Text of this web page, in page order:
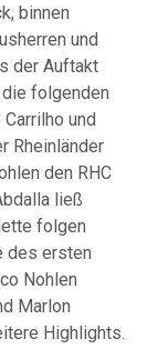
binnen
und
der Auftakt
folgenden
und
Rheinländer
den RHC
ließ
folgen
des ersten
Nohlen
Marlon
Highlights.